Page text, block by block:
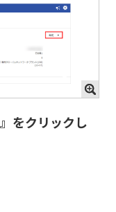
をクリックし